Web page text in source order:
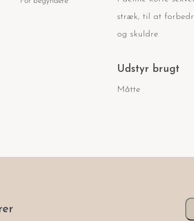
stræk, til at
og skuldre
Udstyr brugt
Måtte